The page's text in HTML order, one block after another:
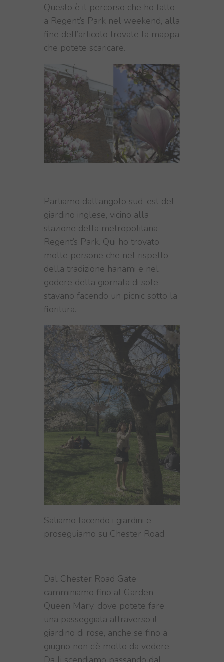
Questo è il percorso che ho fatto
a Regent’s Park nel weekend, alla
fine dell’articolo trovate la mappa
che potete scaricare.
Partiamo dall’angolo sud-est del
giardino inglese, vicino alla
stazione della metropolitana
Regent’s Park. Qui ho trovato
molte persone che nel rispetto
della tradizione hanami e nel
godere della giornata di sole,
stavano facendo un picnic sotto la
fioritura.
Saliamo facendo i giardini e
proseguiamo su Chester Road.
Dal Chester Road Gate
camminiamo fino al Garden
Queen Mary, dove potete fare
una passeggiata attraverso il
giardino di rose, anche se fino a
giugno non c’è molto da vedere.